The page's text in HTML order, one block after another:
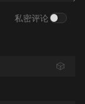
私密评论
🎲